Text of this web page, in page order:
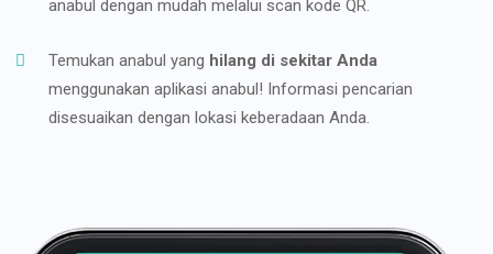
anabul dengan mudah melalui scan kode QR.
Temukan anabul yang hilang di sekitar Anda
menggunakan aplikasi anabul! Informasi pencarian
disesuaikan dengan lokasi keberadaan Anda.